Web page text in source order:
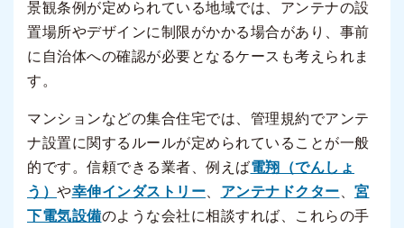
景観条例が定められている地域では、アンテナの設
置場所やデザインに制限がかかる場合があり、事前
に自治体への確認が必要となるケースも考えられま
す。
マンションなどの集合住宅では、管理規約でアンテ
ナ設置に関するルールが定められていることが一般
的です。信頼できる業者、例えば電翔（でんしょ
う） や幸伸インダストリー アンテナドクター
宮
下電気設備のような会社に相談すれば、これらの手